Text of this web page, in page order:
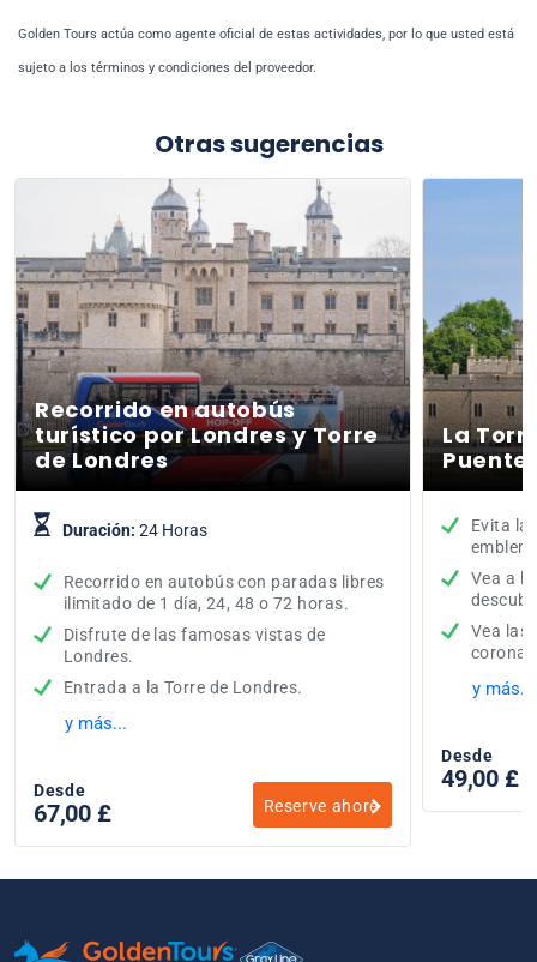
Golden Tours actúa como agente oficial de estas actividades, por lo que usted está
sujeto a los términos y condiciones del proveedor.
Otras sugerencias
Recorrido en autobús
turístico por Londres y Torre
de Londres
Duración: 24 Horas
Recorrido en autobús con paradas libres
ilimitado de 1 día, 24, 48 o 72 horas.
Disfrute de las famosas vistas de
Londres.
Entrada a la Torre de Londres.
y más...
Desde
67,00 £ Reserve ahore
La
Puente
Evita
Vea a
Vea las
corona,
y más...
Desde
49,00 £